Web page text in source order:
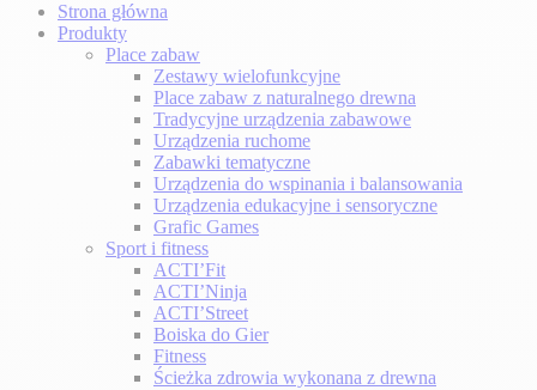
Strona główna
Produkty
Place zabaw
Zestawy wielofunkcyjne
Place zabaw z naturalnego drewna
Tradycyjne urządzenia zabawowe
Urządzenia ruchome
Zabawki tematyczne
Urządzenia do wspinania i balansowania
Urządzenia edukacyjne i sensoryczne
Grafic Games
Sport i fitness
ACTI’Fit
ACTI’Ninja
ACTI’Street
Boiska do Gier
Fitness
Ścieżka zdrowia wykonana z drewna